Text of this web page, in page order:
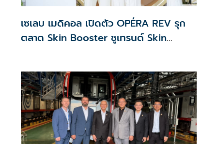
เซเลบ เมดิคอล เปิดตัว OPÉRA REV รุก
ตลาด Skin Booster ชูเทรนด์ Skin